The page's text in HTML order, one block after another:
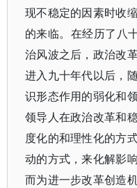
现不稳定的因素时收
的来临。在经历了八
治风波之后，政治改
进入九十年代以后，
识形态作用的弱化和
领导人在政治改革和
度化的和理性化的方
动的方式，来化解影
而为进一步改革创造